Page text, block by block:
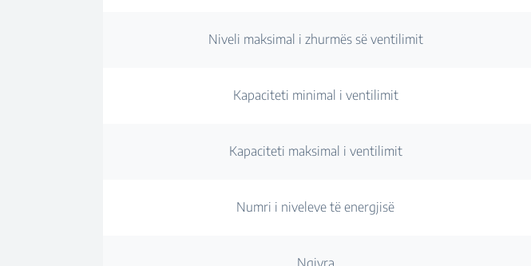
Niveli maksimal i zhurmës së ventilimit
Kapaciteti minimal i ventilimit
Kapaciteti maksimal i ventilimit
Numri i niveleve të energjisë
Ngjyra